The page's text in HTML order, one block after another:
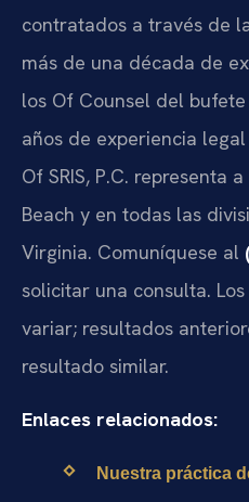
contratados a través de
más de una década de
los Of Counsel del
años de experiencia
Of SRIS, P.C. representa
Beach y en todas las
Virginia. Comuníquese al
solicitar una consulta.
variar; resultados
resultado similar.
Enlaces relacionados:
Nuestra práctica